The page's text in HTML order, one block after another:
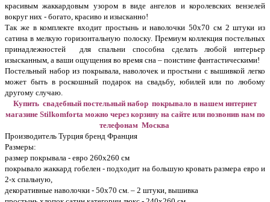
красивым жаккардовым узором в виде ангелов и королевских вензелей
вокруг них - богато, красиво и изысканно!
Так же в комплекте входит простынь и наволочки 50х70 см 2 штуки из
сатина в мелкую горизонтальную полоску. Премиум коллекция постельных
принадлежностей для спальни способна сделать любой интерьер
изысканным, а ваши ощущения во время сна – поистине фантастическими!
Постельный набор из покрывала, наволочек и простыни с вышивкой легко
может быть в роскошный подарок на свадьбу, юбилей или по любому
другому случаю.
Купить свадебный постельный набор покрывало в нашем интернет
магазине Stilkomforta можно через корзину на сайте или позвонив нам по
телефонам Москва
Производитель Турция бренд Франция
Размеры:
размер покрывала - евро 260х260 см
покрывало жаккард гобелен - подходит на большую кровать размера евро и
2-х спальную,
декоративные наволочки - 50х70 см. – 2 штуки, вышивка